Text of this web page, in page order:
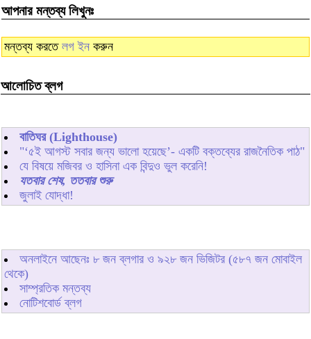
আপনার মন্তব্য লিখুনঃ
মন্তব্য করতে লগ ইন করুন
আলোচিত ব্লগ
বাতিঘর (Lighthouse)
"‘৫ই আগস্ট সবার জন্য ভালো হয়েছে’- একটি বক্তব্যের রাজনৈতিক পাঠ"
যে বিষয়ে মজিবর ও হাসিনা এক বিন্দুও ভুল করেনি!
যতবার শেষ, ততবার শুরু
জুলাই যোদ্ধা!
অনলাইনে আছেনঃ ৮জন ব্লগার ও ৯২৮জন ভিজিটর (৫৮৭ জন মোবাইল
থেকে)
সাম্প্রতিক মন্তব্য
নোটিশবোর্ড ব্লগ